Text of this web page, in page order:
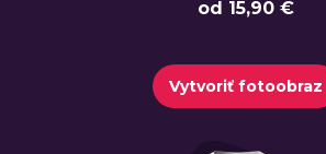
od 15,90 €
Vytvoriť fotoobraz